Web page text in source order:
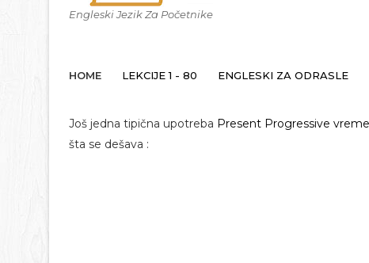
Engleski Jezik Za Početnike
HOME LEKCIJE 1 - 80 ENGLESKI ZA ODRASLE
Još jedna tipična upotreba Present Progressive
šta se dešava :